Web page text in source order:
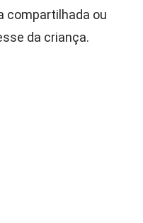
compartilhada ou
da criança.